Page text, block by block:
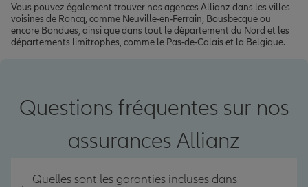
Vous pouvez également trouver nos agences Allianz dans les villes
voisines de Roncq, comme Neuville-en-Ferrain, Bousbecque ou
encore Bondues, ainsi que dans tout le département du Nord et les
départements limitrophes, comme le Pas-de-Calais et la Belgique.
Questions fréquentes sur nos
assurances Allianz
Quelles sont les garanties incluses dans